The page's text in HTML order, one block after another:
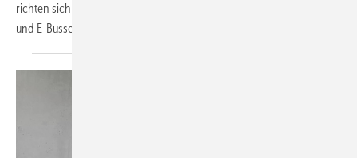
richten sich an Betreiber von Ladeinfrastrukturen für E-Nutzfahrzeuge
und E-Busse.